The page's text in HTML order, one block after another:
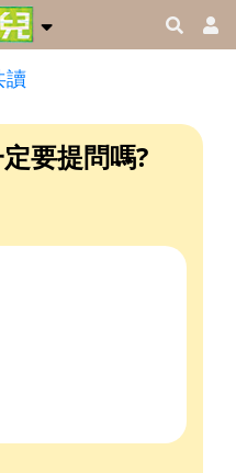
讀
定要提問嗎?